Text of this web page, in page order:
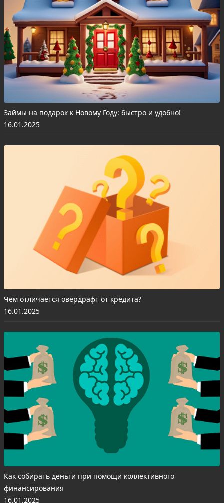
Займы на подарок к Новому Году: быстро и удобно!
16.01.2025
Чем отличается овердрафт от кредита?
16.01.2025
Как собирать деньги при помощи коллективного
финансирования
16.01.2025